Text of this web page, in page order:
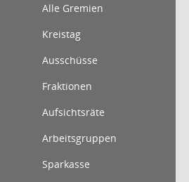
Alle Gremien
Kreistag
Ausschüsse
Fraktionen
Aufsichtsräte
Arbeitsgruppen
Sparkasse